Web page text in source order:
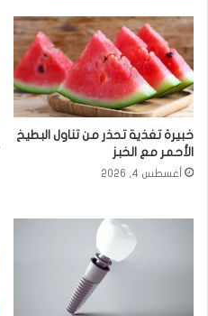
خبيرة تغذية تحذر من تناول البطيخ
الأحمر مع الخبز
أغسطس 4, 2026